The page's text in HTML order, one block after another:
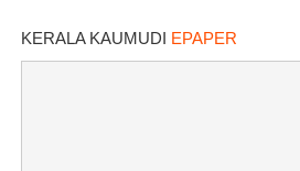
KERALA KAUMUDI EPAPER